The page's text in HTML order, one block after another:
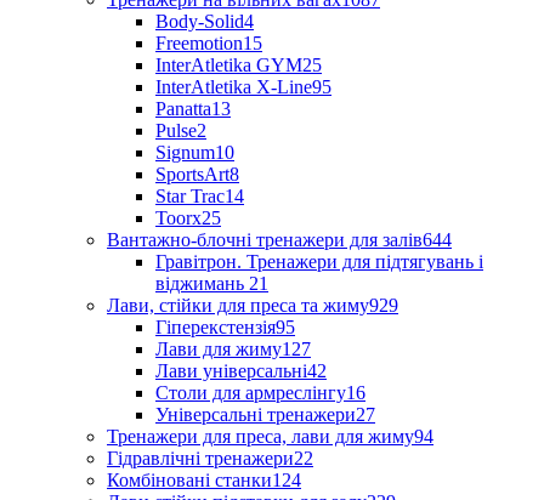
Body-Solid4
Freemotion15
InterAtletika GYM25
InterAtletika X-Line95
Panatta13
Pulse2
Signum10
SportsArt8
Star Trac14
Toorx25
Вантажно-блочні тренажери для залів644
Гравітрон. Тренажери для підтягувань і
віджимань 21
Лави, стійки для преса та жиму929
Гіперекстензія95
Лави для жиму127
Лави універсальні42
Столи для армреслінгу16
Універсальні тренажери27
Тренажери для преса, лави для жиму94
Гідравлічні тренажери22
Комбіновані станки124